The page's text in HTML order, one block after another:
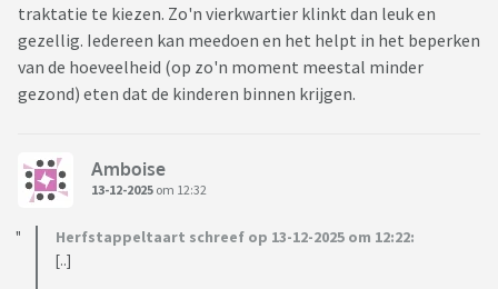
traktatie te kiezen. Zo'n vierkwartier klinkt dan leuk en
gezellig. Iedereen kan meedoen en het helpt in het beperken
van de hoeveelheid (op zo'n moment meestal minder
gezond) eten dat de kinderen binnen krijgen.
Amboise
13-12-2025 om 12:32
Herfstappeltaart schreef op 13-12-2025 om 12:22:
[..]